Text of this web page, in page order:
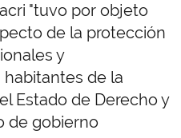
"tuvo por objeto
de la protección
y
de la
Estado de Derecho y
de gobierno